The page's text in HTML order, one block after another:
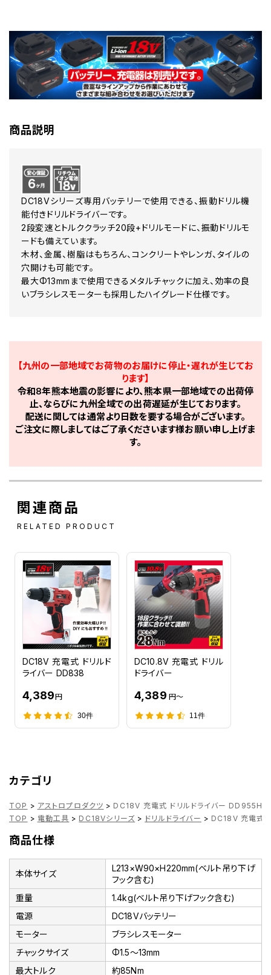
商品説明
DC18Vシリーズ専用バッテリーで使用できる、振動ドリル機
能付きドリルドライバーです。
2段変速とトルククラッチ20段+ドリルモードに、振動ドリルモ
ードも備えています。
木材、金属、樹脂はもちろん、コンクリートやレンガ、タイルの
穴開けも可能です。
最大Φ13mmまで使用できるメタルチャックに加え、効率の良
いブラシレスモーターも採用したハイグレード仕様です。
【九州の一部地域でお荷物のお届けに停止・遅れが生じてお
ります】
令和8年熊本地震の影響により、熊本県一部地域での出荷停
止、ならびに九州全域での出荷遅延が生じております。
配送に関しては通常より日数を要する場合がございます。
ご注文に際しましてはご了承くださいます様お願い申し上げま
す。
関連商品
RELATED PRODUCT
DC18V 充電式 ドリルド
ライバー DD838
4,389円
30件
DC10.8V 充電式 ドリル
ドライバー
4,389 円～
11件
カテゴリ
TOP > アストロプロダクツ > DC18V 充電式 ドリルドライバー DD955H
TOP > 電動工具 > DC18Vシリーズ > ドリルドライバー > DC18V 充電式
商品仕様
本体サイズ
L213×W90×H220mm(ベルト吊り下げ
フック含む)
重量
1.4kg(ベルト吊り下げフック含む)
電源
DC18Vバッテリー
モーター
ブラシレスモーター
チャックサイズ
Φ1.5～13mm
最大トルク
約85Nm